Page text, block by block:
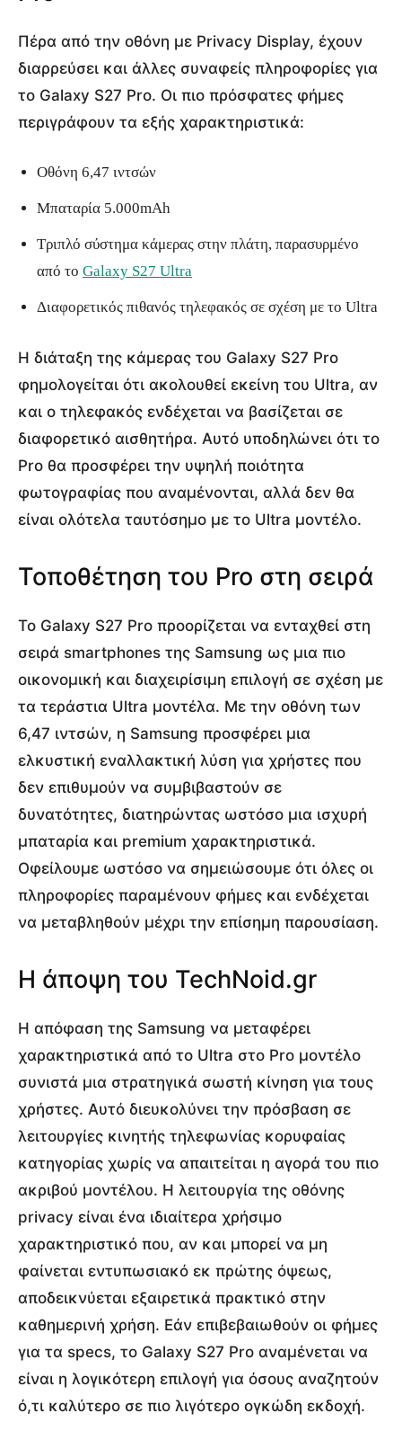
Πέρα από την οθόνη με Privacy Display, έχουν
διαρρεύσει και άλλες συναφείς πληροφορίες για
το Galaxy S27 Pro. Οι πιο πρόσφατες φήμες
περιγράφουν τα εξής χαρακτηριστικά:
Οθόνη 6,47 ιντσών
Μπαταρία 5.000mAh
Τριπλό σύστημα κάμερας στην πλάτη, παρασυρμένο
από το Galaxy S27 Ultra
Διαφορετικός πιθανός τηλεφακός σε σχέση με το Ultra
Η διάταξη της κάμερας του Galaxy S27 Pro
φημολογείται ότι ακολουθεί εκείνη του Ultra, αν
και ο τηλεφακός ενδέχεται να βασίζεται σε
διαφορετικό αισθητήρα. Αυτό υποδηλώνει ότι το
Pro θα προσφέρει την υψηλή ποιότητα
φωτογραφίας που αναμένονται, αλλά δεν θα
είναι ολότελα ταυτόσημο με το Ultra μοντέλο.
Τοποθέτηση του Pro στη σειρά
Το Galaxy S27 Pro προορίζεται να ενταχθεί στη
σειρά smartphones της Samsung ως μια πιο
οικονομική και διαχειρίσιμη επιλογή σε σχέση με
τα τεράστια Ultra μοντέλα. Με την οθόνη των
6,47 ιντσών, η Samsung προσφέρει μια
ελκυστική εναλλακτική λύση για χρήστες που
δεν επιθυμούν να συμβιβαστούν σε
δυνατότητες, διατηρώντας ωστόσο μια ισχυρή
μπαταρία και premium χαρακτηριστικά.
Οφείλουμε ωστόσο να σημειώσουμε ότι όλες οι
πληροφορίες παραμένουν φήμες και ενδέχεται
να μεταβληθούν μέχρι την επίσημη παρουσίαση.
Η άποψη του TechNoid.gr
Η απόφαση της Samsung να μεταφέρει
χαρακτηριστικά από το Ultra στο Pro μοντέλο
συνιστά μια στρατηγικά σωστή κίνηση για τους
χρήστες. Αυτό διευκολύνει την πρόσβαση σε
λειτουργίες κινητής τηλεφωνίας κορυφαίας
κατηγορίας χωρίς να απαιτείται η αγορά του πιο
ακριβού μοντέλου. Η λειτουργία της οθόνης
privacy είναι ένα ιδιαίτερα χρήσιμο
χαρακτηριστικό που, αν και μπορεί να μη
φαίνεται εντυπωσιακό εκ πρώτης όψεως,
αποδεικνύεται εξαιρετικά πρακτικό στην
καθημερινή χρήση. Εάν επιβεβαιωθούν οι φήμες
για τα specs, το Galaxy S27 Pro αναμένεται να
είναι η λογικότερη επιλογή για όσους αναζητούν
ό,τι καλύτερο σε πιο λιγότερο ογκώδη εκδοχή.